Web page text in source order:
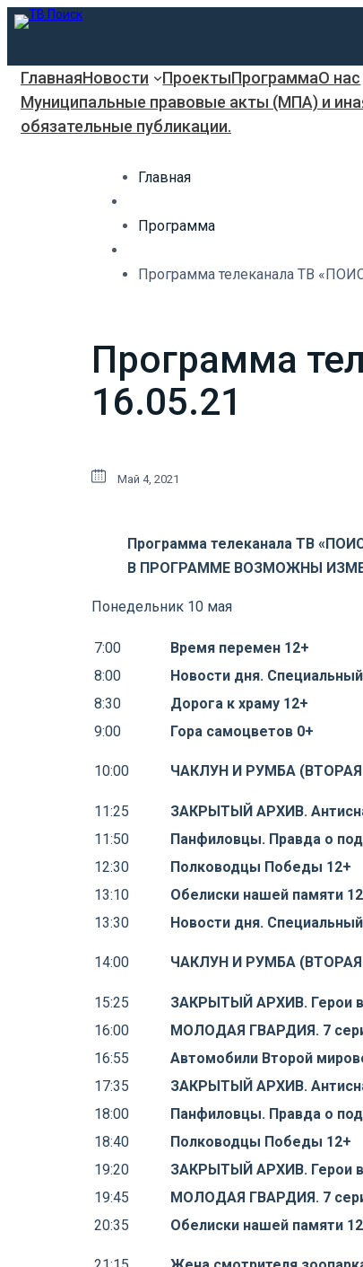
ГлавнаяНовости ПроектыПрограммаО нас
Муниципальные правовые акты (МПА) и
обязательные публикации.
Главная
Программа
Программа телеканала ТВ
Программа
16.05.21
Май 4, 2021
Программа телеканала ТВ
В ПРОГРАММЕ ВОЗМОЖНЫ
Понедельник 10 мая
7:00 Время перемен 12+
8:00
Новости дня.
8:30
Дорога к храму 12+
9:00
Гора самоцветов 0+
10:00 ЧАКЛУН И РУМБА
11:25
ЗАКРЫТЫЙ АРХИВ.
11:50
Панфиловцы. Правда о
12:30
Полководцы Победы 12+
13:10
Обелиски нашей памяти
13:30
Новости дня.
14:00 ЧАКЛУН И РУМБА
15:25
ЗАКРЫТЫЙ АРХИВ. Герои
16:00
МОЛОДАЯ ГВАРДИЯ. 7
16:55
Автомобили Второй
17:35
ЗАКРЫТЫЙ АРХИВ.
18:00
Панфиловцы. Правда о
18:40
Полководцы Победы 12+
19:20
ЗАКРЫТЫЙ АРХИВ. Герои
19:45
МОЛОДАЯ ГВАРДИЯ. 7
20:35
Обелиски нашей памяти